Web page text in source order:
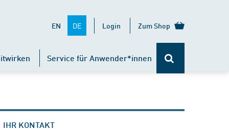
EN DE Login Zum Shop
Service für Anwender*innen
IHR KONTAKT